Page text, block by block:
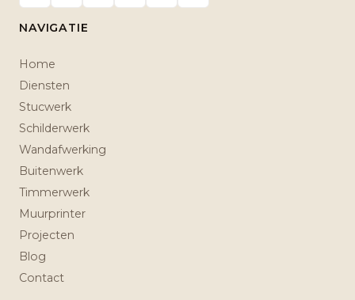
NAVIGATIE
Home
Diensten
Stucwerk
Schilderwerk
Wandafwerking
Buitenwerk
Timmerwerk
Muurprinter
Projecten
Blog
Contact